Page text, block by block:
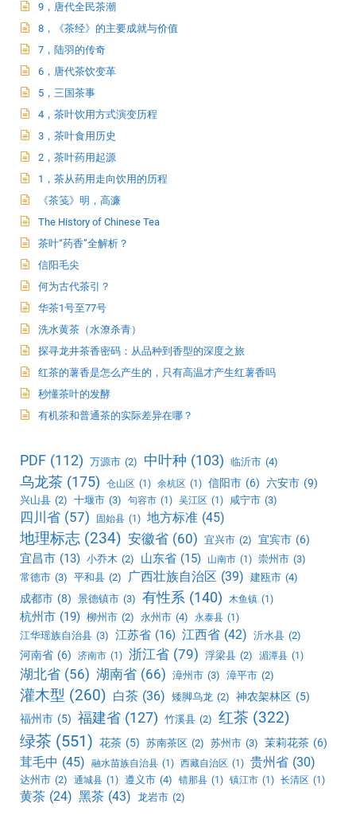
9，唐代全民茶潮
8，《茶经》的主要成就与价值
7，陆羽的传奇
6，唐代茶饮变革
5，三国茶事
4，茶叶饮用方式演变历程
3，茶叶食用历史
2，茶叶药用起源
1，茶从药用走向饮用的历程
《茶笺》明，高濂
The History of Chinese Tea
茶叶“药香”全解析？
信阳毛尖
何为古代茶引？
华茶1号至77号
洗水黄茶（水潦杀青）
探寻龙井茶香密码：从品种到香型的深度之旅
红茶的薯香是怎么产生的，只有高温才产生红薯香吗
秒懂茶叶的发酵
有机茶和普通茶的实际差异在哪？
PDF (112) 万源市 (2) 中叶种 (103) 临沂市 (4)
乌龙茶 (175) 仓山区 (1) 余杭区 (1) 信阳市 (6) 六安市 (9)
兴山县 (2) 十堰市 (3) 句容市 (1) 吴江区 (1) 咸宁市 (3)
四川省 (57) 固始县 (1) 地方标准 (45)
地理标志 (234) 安徽省 (60) 宜兴市 (2) 宜宾市 (6)
宜昌市 (13) 小乔木 (2) 山东省 (15) 山南市 (1) 崇州市 (3)
常德市 (3) 平和县 (2) 广西壮族自治区 (39) 建瓯市 (4)
成都市 (8) 景德镇市 (3) 有性系 (140) 木鱼镇 (1)
杭州市 (19) 柳州市 (2) 永州市 (4) 永泰县 (1)
江华瑶族自治县 (3) 江苏省 (16) 江西省 (42) 沂水县 (2)
河南省 (6) 济南市 (1) 浙江省 (79) 浮梁县 (2) 湄潭县 (1)
湖北省 (56) 湖南省 (66) 漳州市 (3) 漳平市 (2)
灌木型 (260) 白茶 (36) 矮脚乌龙 (2) 神农架林区 (5)
福州市 (5) 福建省 (127) 竹溪县 (2) 红茶 (322)
绿茶 (551) 花茶 (5) 苏南茶区 (2) 苏州市 (3) 茉莉花茶 (6)
茸毛中 (45) 融水苗族自治县 (1) 西藏自治区 (1) 贵州省 (30)
达州市 (2) 通城县 (1) 遵义市 (4) 错那县 (1) 镇江市 (1) 长清区 (1)
黄茶 (24) 黑茶 (43) 龙岩市 (2)